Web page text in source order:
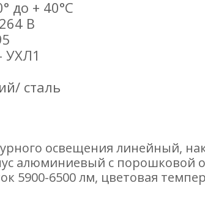
до + 40°С
В
УХЛ1
сталь
освещения линейный,
алюминиевый с порошковой
5900-6500 лм, цветовая